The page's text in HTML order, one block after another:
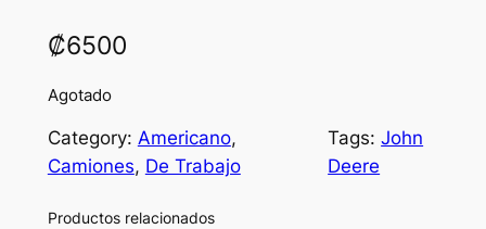
₡6500
Agotado
Category: Americano
Camiones, De Trabajo
Tags:John
Deere
Productos relacionados